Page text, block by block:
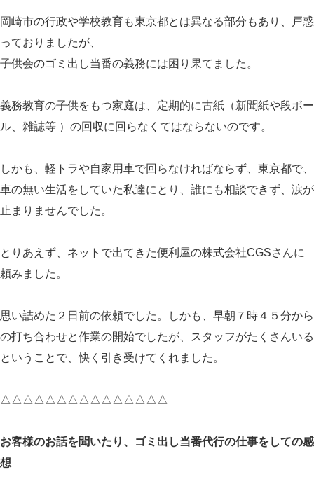
岡崎市の行政や学校教育も東京都とは異なる部分もあり、戸惑
っておりましたが、
子供会のゴミ出し当番の義務には困り果てました。
義務教育の子供をもつ家庭は、定期的に古紙（新聞紙や段ボー
ル、雑誌等 ）の回収に回らなくてはならないのです。
しかも、軽トラや自家用車で回らなければならず、東京都で、
車の無い生活をしていた私達にとり、誰にも相談できず、涙が
止まりませんでした。
とりあえず、ネットで出てきた便利屋の株式会社CGSさんに
頼みました。
思い詰めた２日前の依頼でした。しかも、早朝７時４５分から
の打ち合わせと作業の開始でしたが、スタッフがたくさんいる
ということで、快く引き受けてくれました。
△△△△△△△△△△△△△△△
お客様のお話を聞いたり、ゴミ出し当番代行の仕事をしての感
想